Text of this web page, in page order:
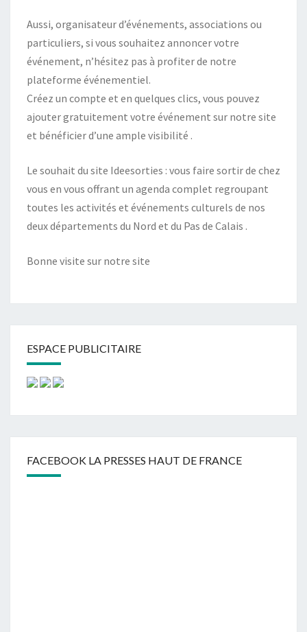
Aussi, organisateur d’événements, associations ou
particuliers, si vous souhaitez annoncer votre
événement, n’hésitez pas à profiter de notre
plateforme événementiel.
Créez un compte et en quelques clics, vous pouvez
ajouter gratuitement votre événement sur notre site
et bénéficier d’une ample visibilité .
Le souhait du site Ideesorties : vous faire sortir de chez
vous en vous offrant un agenda complet regroupant
toutes les activités et événements culturels de nos
deux départements du Nord et du Pas de Calais .
Bonne visite sur notre site
ESPACE PUBLICITAIRE
FACEBOOK LA PRESSES HAUT DE FRANCE